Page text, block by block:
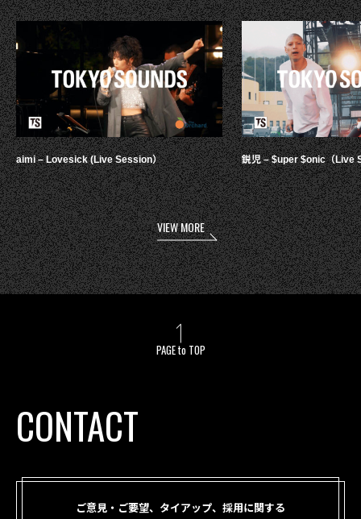
aimi – Lovesick (Live Session） 鋭児 – $uper $onic（Live
VIEW MORE
PAGE to TOP
CONTACT
ご意見・ご要望、タイアップ、採用に関する